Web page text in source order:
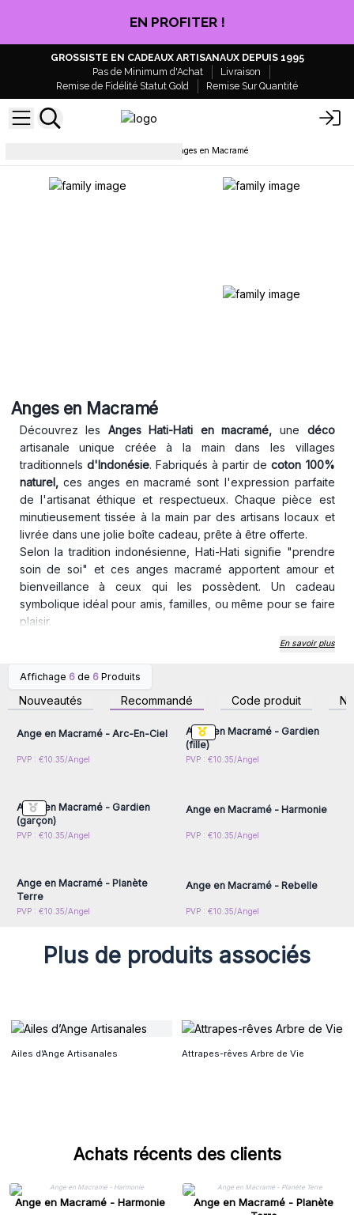
EN PROFITER !
GROSSISTE EN CADEAUX ARTISANAUX DEPUIS 1995
Pas de Minimum d'Achat
Livraison
Remise de Fidélité Statut Gold
Remise Sur Quantité
Anges en Macramé
Anges en Macramé
Découvrez les Anges Hati-Hati en macramé, une déco
artisanale unique créée à la main dans les villages
traditionnels d'Indonésie. Fabriqués à partir decoton 100%
naturel,ces anges en macramé sont l'expression parfaite
de l'artisanat éthique et respectueux. Chaque pièce est
minutieusement tissée à la main par des artisans locaux et
livrée dans une jolie boîte cadeau, prête à être offerte.
Selon la tradition indonésienne, Hati-Hati signifie "prendre
soin de soi" et ces anges macramé apportent amour et
bienveillance à ceux qui les possèdent. Un cadeau
symbolique idéal pour amis, familles, ou même pour se faire
plaisir.
Faciles à vendre en boutique ou sur votre site e-commerce,
parfaite pour ajouter une touche bohème et apaisante à
Dimensions : 22 cm x 14 cm x 1 cm Matériaux : Coton naturel
tissé à la main
Commandez dès maintenant et transformez votre boutique
en un lieu bienveillant avec nos anges Hati-Hati en macramé
En savoir plus
Affichage 6 de 6 Produits
Nouveautés Recommandé Code produit
Connectez-vous ou
inscrivez-vous pour
accéder aux prix de gros
Ange en Macramé - Arc-En-Ciel
PVP : €10.35/Angel
inscrivez-vous pour
accéder aux prix de gros
Ange en Macramé - Gardien
(fille)
PVP : €10.35/Angel
Connectez-vous ou
Ange en Macramé - Gardien
(garçon)
PVP : €10.35/Angel
Connectez-vous ou
Ange en Macramé - Harmonie
PVP : €10.35/Angel
Connectez-vous ou
Ange en Macramé - Planète
Terre
PVP : €10.35/Angel
Connectez-vous ou
Ange en Macramé - Rebelle
PVP : €10.35/Angel
Plus de produits associés
Ailes d’Ange Artisanales Attrapes-rêves Arbre de Vie
Achats récents des clients
Ange en Macramé - Harmonie
Ange en Macramé - Planète